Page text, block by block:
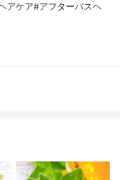
アケア#アフターバスヘ